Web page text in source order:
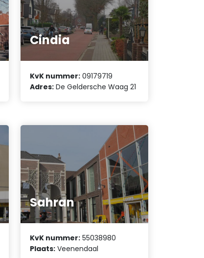
Cindia
KvK nummer: 09179719
Adres: De Geldersche Waag 21
Sahran
KvK nummer: 55038980
Plaats: Veenendaal